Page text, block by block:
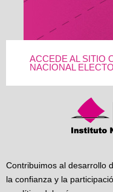
ACCEDE AL SITIO
NACIONAL
Contribuimos al desarrollo
la confianza y la